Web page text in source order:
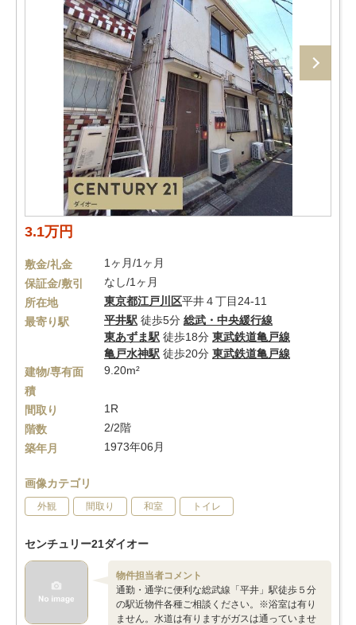
3.1万円
敷金/礼金
1ヶ月/1ヶ月
保証金/敷引
なし/1ヶ月
所在地
東京都江戸川区平井４丁目24-11
最寄り駅
平井駅 徒歩5分 総武・中央緩行線
東あずま駅 徒歩18分 東武鉄道亀戸線
亀戸水神駅 徒歩20分 東武鉄道亀戸線
建物/専有面
積
9.20m²
間取り
1R
階数
2/2階
築年月
1973年06月
画像カテゴリ
外観 間取り 和室 トイレ
センチュリー21ダイオー
物件担当者コメント
通勤・通学に便利な総武線「平井」駅徒歩５分
の駅近物件各種ご相談ください。※浴室は有り
ません。水道は有りますがガスは通っていませ